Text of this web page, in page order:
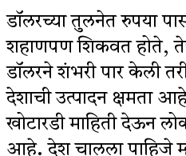
डॉलरच्या तुलनेत रुपया
शहाणपण शिकवत होते,
डॉलरने शंभरी पार केली
देशाची उत्पादन क्षमता
खोटारडी माहिती देऊन
आहे. देश चालला पाहिजे